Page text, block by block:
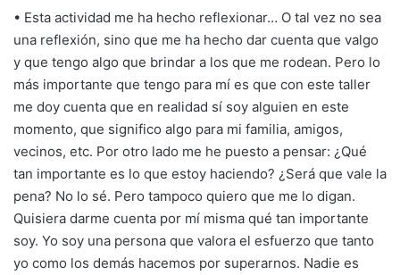
• Esta actividad me ha hecho reflexionar… O tal vez no sea
una reflexión, sino que me ha hecho dar cuenta que valgo
y que tengo algo que brindar a los que me rodean. Pero lo
más importante que tengo para mí es que con este taller
me doy cuenta que en realidad sí soy alguien en este
momento, que significo algo para mi familia, amigos,
vecinos, etc. Por otro lado me he puesto a pensar: ¿Qué
tan importante es lo que estoy haciendo? ¿Será que vale la
pena? No lo sé. Pero tampoco quiero que me lo digan.
Quisiera darme cuenta por mí misma qué tan importante
soy. Yo soy una persona que valora el esfuerzo que tanto
yo como los demás hacemos por superarnos. Nadie es